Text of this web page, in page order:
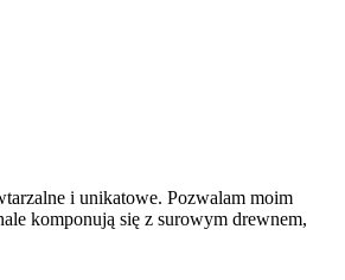
i unikatowe. Pozwalam moim
komponują się z surowym drewnem,